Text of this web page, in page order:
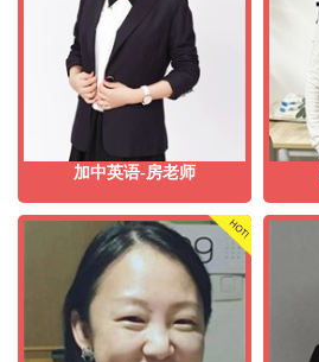
加中英语-房老师